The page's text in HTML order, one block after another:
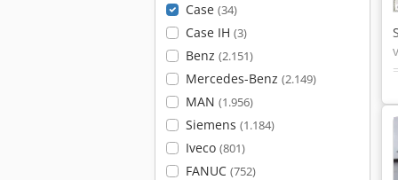
Case (34)
Case IH (3)
Benz (2.151)
Mercedes-Benz (2.149)
MAN (1.956)
Siemens (1.184)
Iveco (801)
FANUC (752)